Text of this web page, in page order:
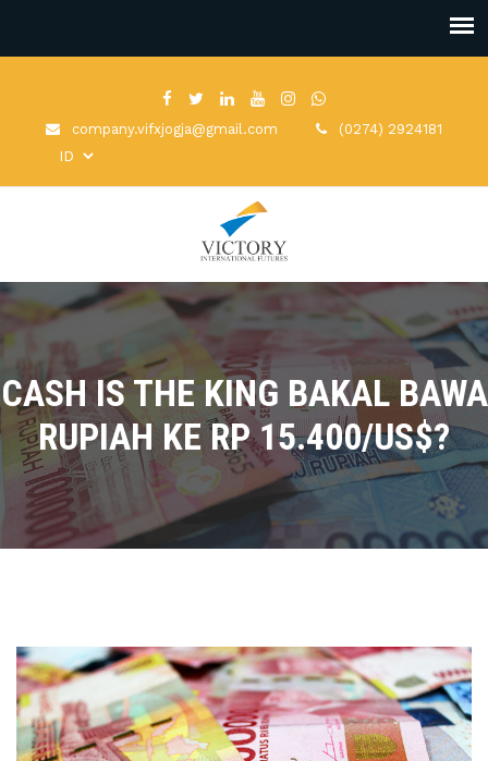
company.vifxjogja@gmail.com (0274) 2924181
CASH IS THE KING BAKAL BAWA
RUPIAH KE RP 15.400/US$?